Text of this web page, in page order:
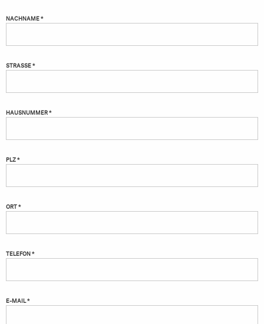
NACHNAME *
STRASSE *
HAUSNUMMER *
PLZ *
ORT *
TELEFON *
E-MAIL *